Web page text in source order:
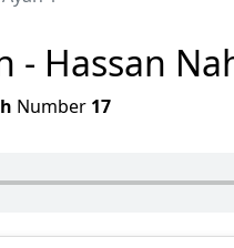
Hassan
Number 17